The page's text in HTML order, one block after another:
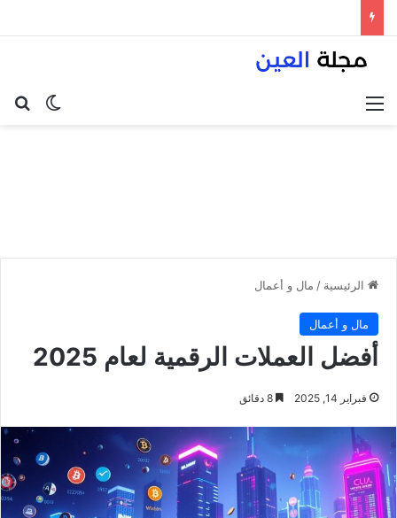
الوضع القائمة
الرئيسية / مال و أعمال
مال و أعمال
أفضل العملات الرقمية لعام 2025
فبراير 14, 2025